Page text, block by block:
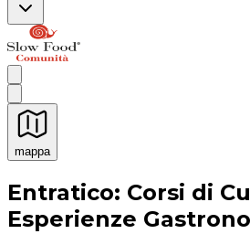
mappa
Esperienze culinarie
Entratico: Corsi di
Esperienze